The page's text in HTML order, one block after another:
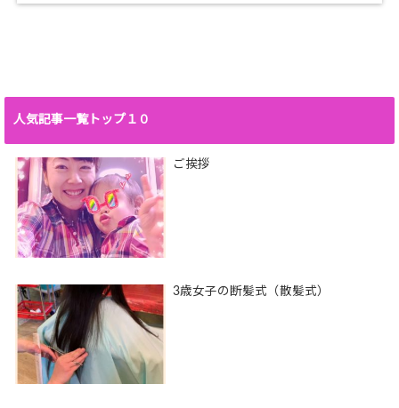
人気記事一覧トップ１０
ご挨拶
3歳女子の断髪式（散髪式）